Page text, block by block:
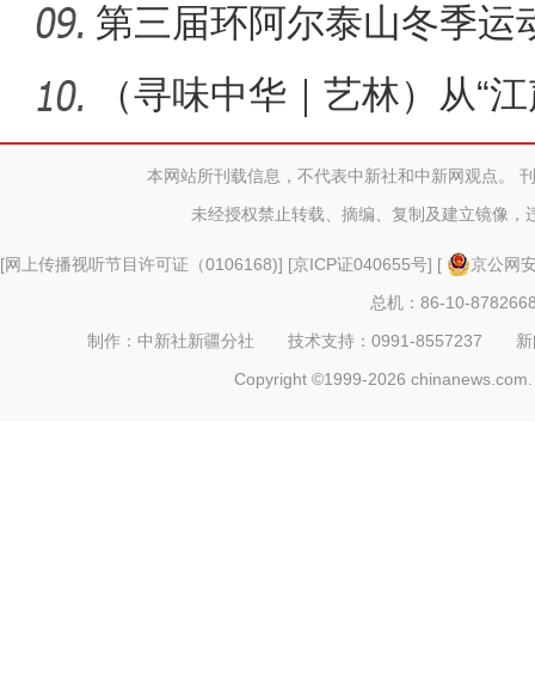
第三届环阿尔泰山冬季运
办
（寻味中华｜艺林）从“
台：“
本网站所刊载信息，不代表中新社和中新网观点。
未经授权禁止转载、摘编、复制及建立镜像，
[网上传播视听节目许可证（0106168)] [京ICP证040655号] [
京公网
总机：86-10-
制作：中新社新疆分社 技术支持：0991-8557237
Copyright ©1999-2026